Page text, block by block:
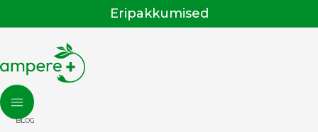
Eripakkumised
BLOG